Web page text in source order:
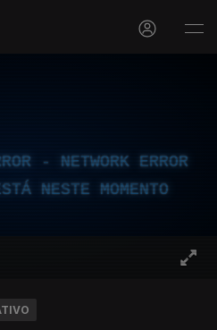
- NETWORK ERROR
NESTE MOMENTO